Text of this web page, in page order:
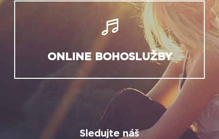
ONLINE BOHOSLUŽBY
Sledujte náš